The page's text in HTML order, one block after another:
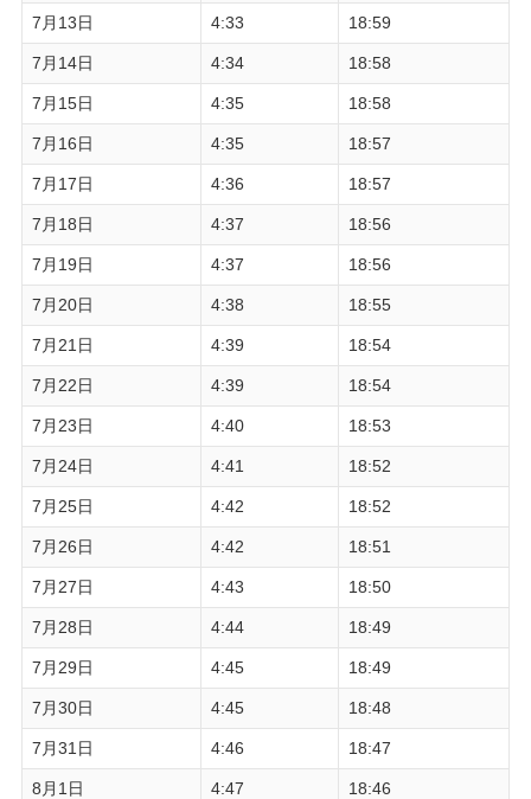
7月13日 4:33 18:59
7月14日 4:34 18:58
7月15日 4:35 18:58
7月16日 4:35 18:57
7月17日 4:36 18:57
7月18日 4:37 18:56
7月19日 4:37 18:56
7月20日 4:38 18:55
7月21日 4:39 18:54
7月22日 4:39 18:54
7月23日 4:40 18:53
7月24日 4:41 18:52
7月25日 4:42 18:52
7月26日 4:42 18:51
7月27日 4:43 18:50
7月28日 4:44 18:49
7月29日 4:45 18:49
7月30日 4:45 18:48
7月31日 4:46 18:47
8月1日 4:47 18:46